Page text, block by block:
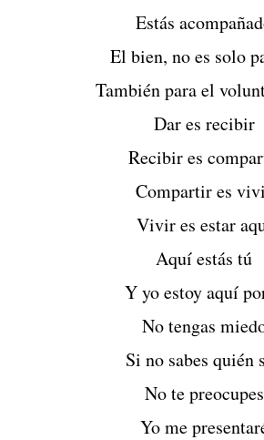
Estás
El bien, no es solo
También para el
Dar es recibir
Recibir es
Compartir es
Vivir es estar
Aquí estás tú
Y yo estoy aquí
No tengas
Si no sabes quién
No te preocupes
Yo me